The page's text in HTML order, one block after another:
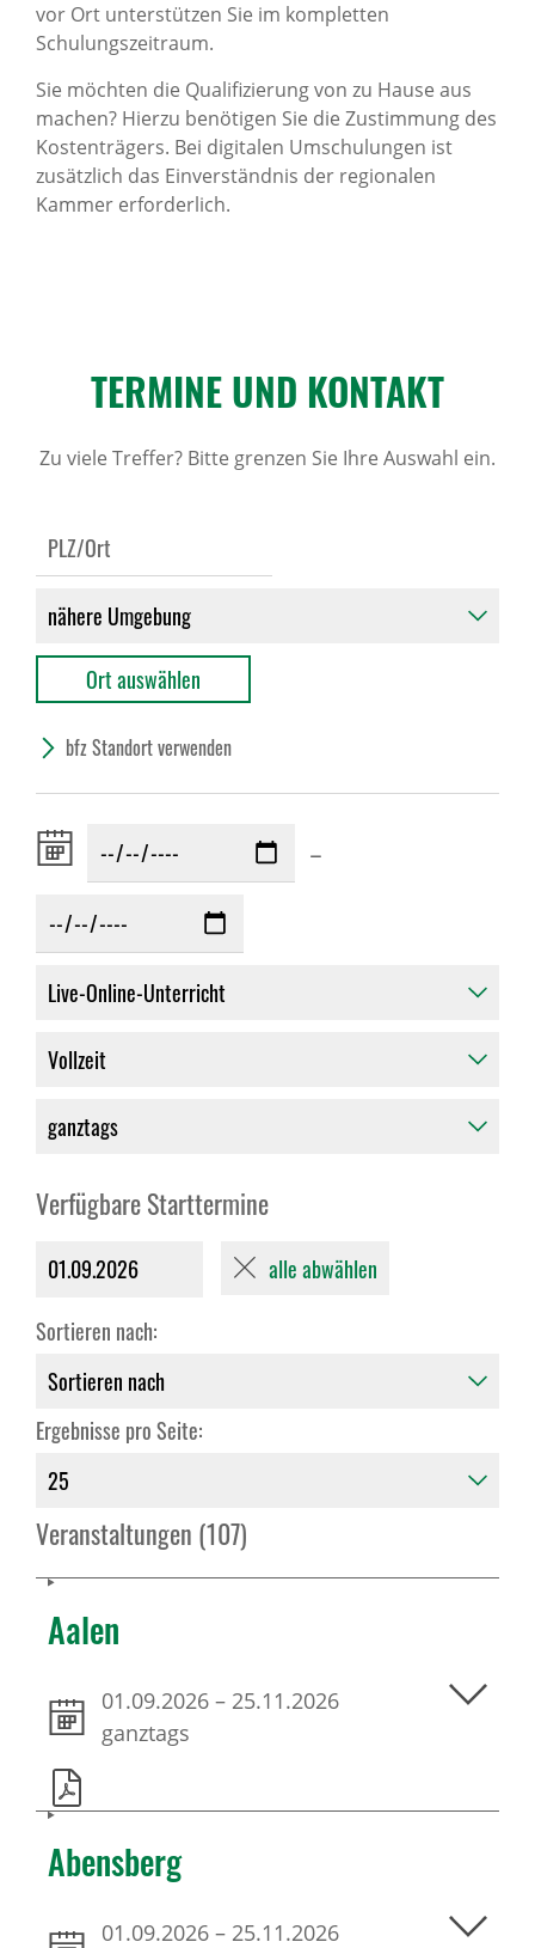
vor Ort unterstützen Sie im kompletten
Schulungszeitraum.
Sie möchten die Qualifizierung von zu Hause aus
machen? Hierzu benötigen Sie die Zustimmung des
Kostenträgers. Bei digitalen Umschulungen ist
zusätzlich das Einverständnis der regionalen
Kammer erforderlich.
TERMINE UND KONTAKT
Zu viele Treffer? Bitte grenzen Sie Ihre Auswahl ein.
bfz Standort verwenden
Zeitraum
von:
–
Verfügbare Starttermine
01.09.2026 alle abwählen
Sortieren nach:
Ergebnisse pro Seite:
Veranstaltungen (107)
Aalen
01.09.2026 – 25.11.2026
ganztags
Abensberg
01.09.2026 – 25.11.2026